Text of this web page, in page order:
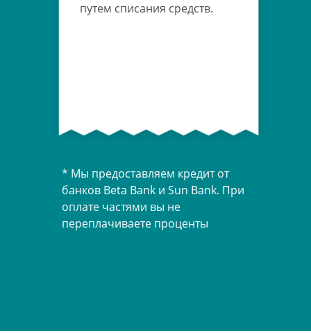
* Мы предоставляем кредит от
банков Beta Bank и Sun Bank. При
оплате частями вы не
переплачиваете проценты
путем списания средств.